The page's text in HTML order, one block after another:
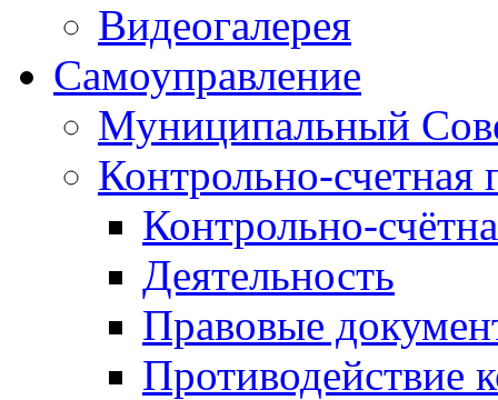
Видеогалерея
Самоуправление
Муниципальный
Контрольно-счетная
Контрольно-
Деятельность
Правовые
Противодействие